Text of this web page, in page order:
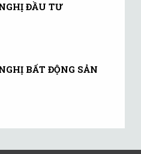
ĐẦU TƯ
BẤT ĐỘNG SẢN